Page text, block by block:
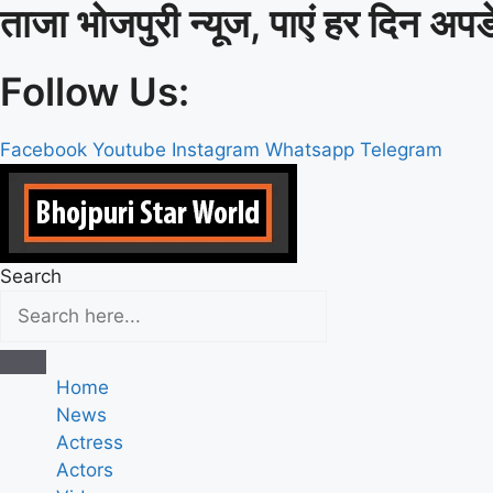
Skip
to
ताजा भोजपुरी न्यूज, पाएं हर दिन
Follow Us:
Facebook Youtube Instagram Whatsapp Telegram
Search
Home
News
Actress
Actors